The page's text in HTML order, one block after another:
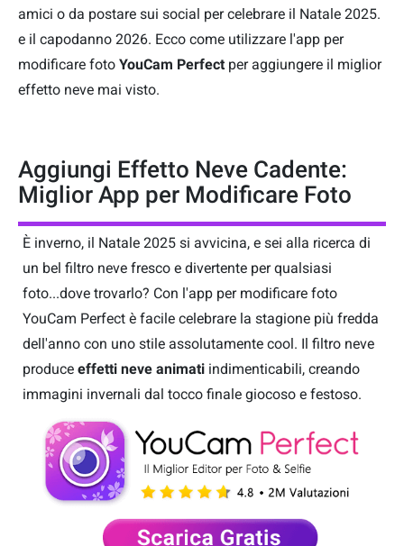
amici o da postare sui social per celebrare il Natale 2025.
e il capodanno 2026. Ecco come utilizzare l'app per
modificare foto YouCam Perfect per aggiungere il miglior
effetto neve mai visto.
Aggiungi Effetto Neve Cadente:
Miglior App per Modificare Foto
È inverno, il Natale 2025 si avvicina, e sei alla ricerca di
un bel filtro neve fresco e divertente per qualsiasi
foto...dove trovarlo? Con l'app per modificare foto
YouCam Perfect è facile celebrare la stagione più fredda
dell'anno con uno stile assolutamente cool. Il filtro neve
produce effetti neve animati indimenticabili, creando
immagini invernali dal tocco finale giocoso e festoso.